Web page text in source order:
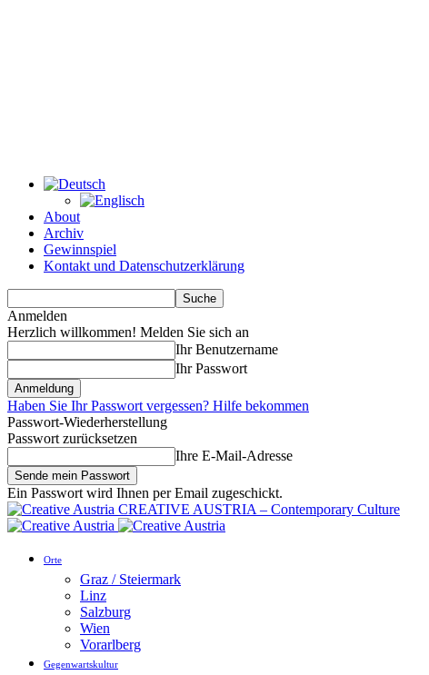
About
Archiv
Gewinnspiel
Kontakt und Datenschutzerklärung
Anmelden
Herzlich willkommen! Melden Sie sich an
Ihr Benutzername
Ihr Passwort
Haben Sie Ihr Passwort vergessen? Hilfe bekommen
Passwort-Wiederherstellung
Passwort zurücksetzen
Ihre E-Mail-Adresse
Ein Passwort wird Ihnen per Email zugeschickt.
CREATIVE AUSTRIA – Contemporary Culture
Orte
Graz / Steiermark
Linz
Salzburg
Wien
Vorarlberg
Gegenwartskultur